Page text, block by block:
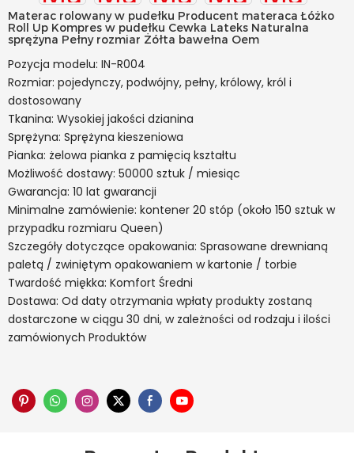
Materac rolowany w pudełku Producent materaca Łóżko
Roll Up Kompres w pudełku Cewka Lateks Naturalna
sprężyna Pełny rozmiar Żółta bawełna Oem
Pozycja modelu: IN-R004
Rozmiar: pojedynczy, podwójny, pełny, królowy, król i
dostosowany
Tkanina: Wysokiej jakości dzianina
Sprężyna: Sprężyna kieszeniowa
Pianka: żelowa pianka z pamięcią kształtu
Możliwość dostawy: 50000 sztuk / miesiąc
Gwarancja: 10 lat gwarancji
Minimalne zamówienie: kontener 20 stóp (około 150 sztuk w
przypadku rozmiaru Queen)
Szczegóły dotyczące opakowania: Sprasowane drewnianą
paletą / zwiniętym opakowaniem w kartonie / torbie
Twardość miękka: Komfort Średni
Dostawa: Od daty otrzymania wpłaty produkty zostaną
dostarczone w ciągu 30 dni, w zależności od rodzaju i ilości
zamówionych Produktów